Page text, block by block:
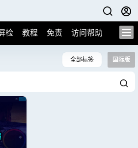
检 教程 免责 访问帮助
全部标签 国际版